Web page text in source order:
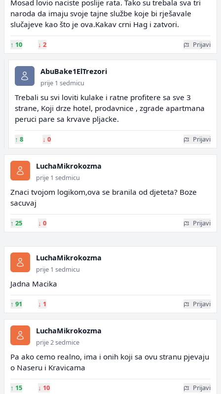
Mosad lovio naciste poslije rata. Tako su trebala sva tri
naroda da imaju svoje tajne službe koje bi rješavale
slučajeve kao što je ova.Kakav crni Hag i zatvori.
↑ 10 ↓ 2 Prijavi
AbuBake1ElTrezori
prije 1 sedmicu
Trebali su svi loviti kulake i ratne profitere sa sve 3
strane, Koji drze hotel, prodavnice , zgrade apartmana
peruci pare sa krvave pljacke.
↑ 8 ↓ 0 Prijavi
LuchaMikrokozma
prije 1 sedmicu
Znaci tvojom logikom,ova se branila od djeteta? Boze
sacuvaj
↑ 25 ↓ 0 Prijavi
LuchaMikrokozma
prije 1 sedmicu
Jadna Macika
↑ 91 ↓ 1 Prijavi
LuchaMikrokozma
prije 2 sedmice
Pa ako cemo realno, ima i onih koji sa ovu stranu pjevaju
o Naseru i Kravicama
↑ 15 ↓ 10 Prijavi